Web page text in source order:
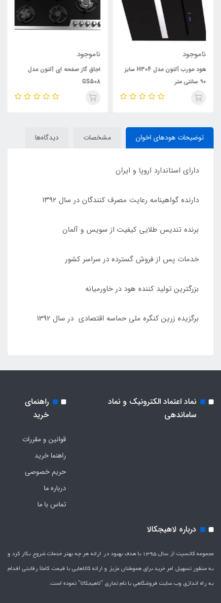
ناموجود
هود مورب آلتون مدل H304 سایز
90 سانتی متر
ناموجود
اجاق گاز صفحه ای آلتون مدل
GS508
توضیحات هودهای اخوان مشخصات دیدگاه‌ها
دارای استاندارد اروپا و ایران
دارنده گواهینامه رعایت مصرف کنندگان در سال ۱۳۹۲
برنده تندیس طلایی کیفیت از سویس و آلمان
خدمات پس از فروش گسترده در سراسر کشور
بزرگترین تولید کننده هود در خاورمیانه
برگزیده زرین کنگره ملی حماسه اقتصادی در سال 1392
نماد اعتماد الکترونیک و نماد
ساماندهی
راهنمای
خرید
قوانین و مقررات
راهنما خرید
حریم خصوصی
درباره ما
تماس با ما
درباره لاهیجکالا
مجموعه کانسپت از سال 1395 با هدف بهبود در ارائه هر چه بهتر خدمات شروع بکار کرد و
به منظور تسهیل امر خرید برای هموطنان عزیز و ارائه کالاهایی با قیمت کاملاَ رقابتی اقدام
به راه اندازی وب سایت فروشگاهی با نام تجاری "لاهیج­کالا" نموده است.